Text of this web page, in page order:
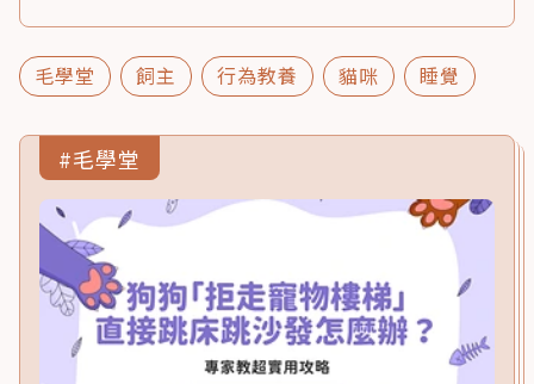
毛學堂 飼主 行為教養 貓咪 睡覺
#毛學堂